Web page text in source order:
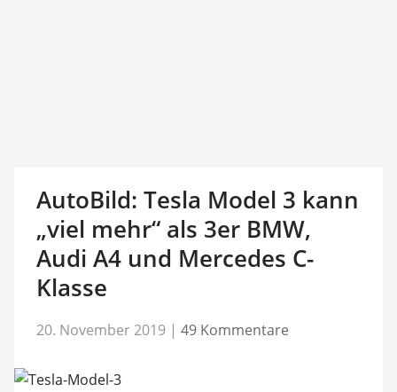
AutoBild: Tesla Model 3 kann
„viel mehr“ als 3er BMW,
Audi A4 und Mercedes C-
Klasse
20. November 2019 | 49 Kommentare